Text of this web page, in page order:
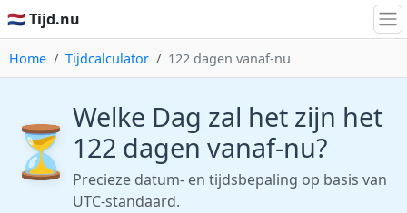
🇳🇱 Tijd.nu
Home Tijdcalculator 122 dagen vanaf-nu
⏳ Welke Dag zal het zijn het
122 dagen vanaf-nu?
Precieze datum- en tijdsbepaling op basis van
UTC-standaard.